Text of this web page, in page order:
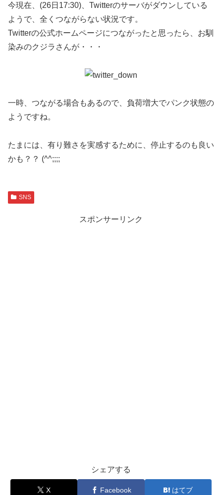
今現在、(26日17:30)、Twitterのサーバがダウンしている
ようで、全くつながらない状況です。
Twitterの公式ホームページにつながったと思ったら、お馴
染みのクジラさんが・・・
一時、つながる場合もあるので、負荷増大でパンク状態の
ようですね。
たまには、有り難さを実感するために、停止するのも良い
かも？？ (^^;;;;
SNS
スポンサーリンク
シェアする
X Facebook はてブ